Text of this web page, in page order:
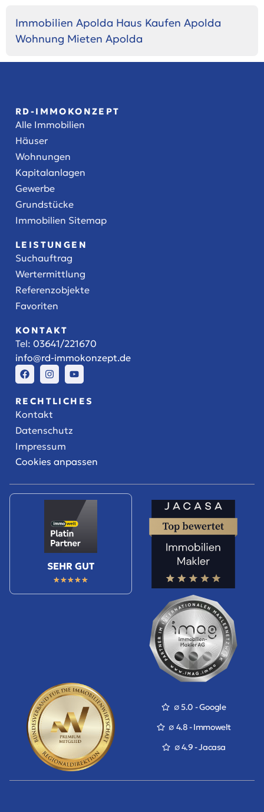
Immobilien Apolda Haus Kaufen Apolda
Wohnung Mieten Apolda
RD-IMMOKONZEPT
Alle Immobilien
Häuser
Wohnungen
Kapitalanlagen
Gewerbe
Grundstücke
Immobilien Sitemap
LEISTUNGEN
Suchauftrag
Wertermittlung
Referenzobjekte
Favoriten
KONTAKT
Tel: 03641/221670
info@rd-immokonzept.de
RECHTLICHES
Kontakt
Datenschutz
Impressum
Cookies anpassen
SEHR GUT
★★★★★
∅ 5.0 - Google
∅ 4.8 - Immowelt
∅ 4.9 - Jacasa